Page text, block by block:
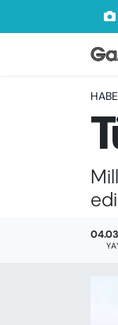
DÜNYA
EKONOMİ
EMEK
YENİ
GELİŞTİRMEK
FAYDALI
Nöbetçi
Hava
İstanbul
Trafik